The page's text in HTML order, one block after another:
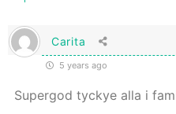
Carita
5 years ago
Supergod tyckye alla i